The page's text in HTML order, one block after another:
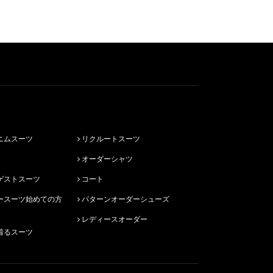
ムスーツ
ストスーツ
るスーツ
リクルートスーツ
オーダーシャツ
コート
パターンオーダーシューズ
レディースオーダー